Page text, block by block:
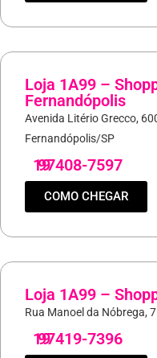
Loja 1A99 –
Fernandópolis
Avenida Litério Grecco,
Fernandópolis/SP
19
97408-7597
COMO CHEGAR
Loja 1A99 –
Rua Manoel da Nóbrega,
19
97419-7396